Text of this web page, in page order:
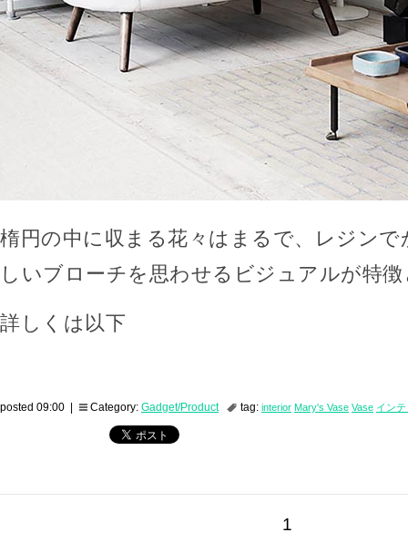
楕円の中に収まる花々はまるで、レジン
しいブローチを思わせるビジュアルが特
詳しくは以下
posted 09:00 | Category: Gadget/Product tag: interior Mary's Vase Vase イン
1